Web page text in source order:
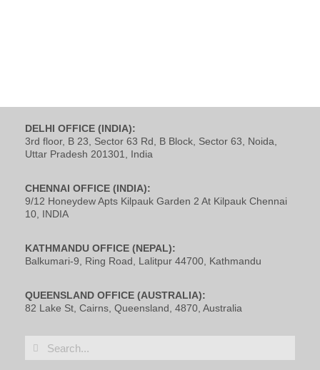
DELHI OFFICE (INDIA):
3rd floor, B 23, Sector 63 Rd, B Block, Sector 63, Noida,
Uttar Pradesh 201301, India
CHENNAI OFFICE (INDIA):
9/12 Honeydew Apts Kilpauk Garden 2 At Kilpauk Chennai
10, INDIA
KATHMANDU OFFICE (NEPAL):
Balkumari-9, Ring Road, Lalitpur 44700, Kathmandu
QUEENSLAND OFFICE (AUSTRALIA):
82 Lake St, Cairns, Queensland, 4870, Australia